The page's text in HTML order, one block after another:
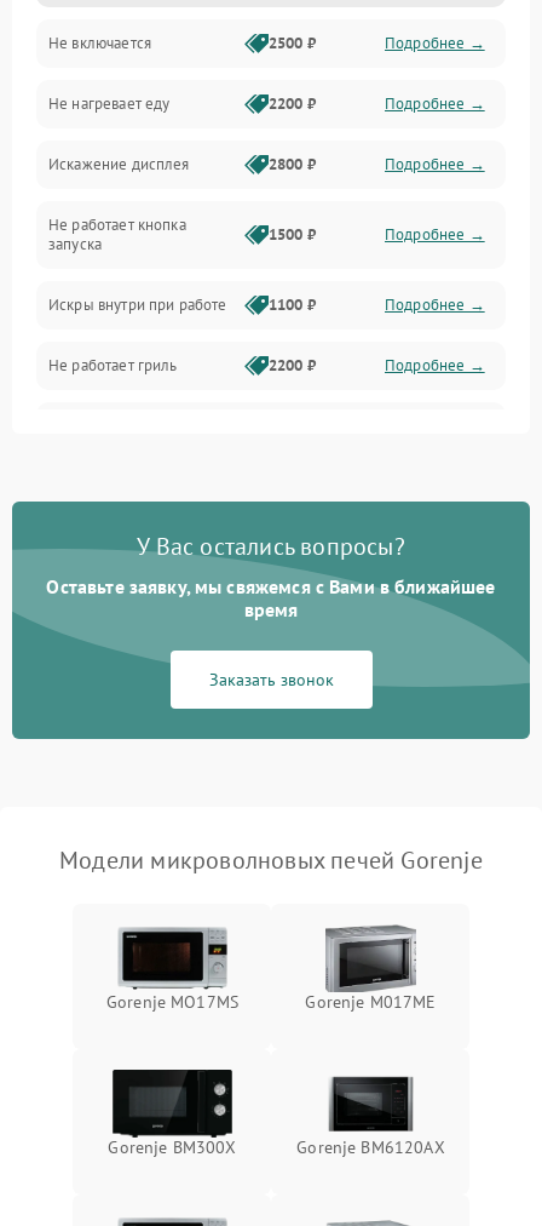
Механика и внутренние элементы
Механические повреждения
Питание и запуск
Нагрев и приготовление
Программное обеспечение
Не включается 2500 ₽ Подробнее →
Не нагревает еду 2200 ₽ Подробнее →
Искажение дисплея 2800 ₽ Подробнее →
Не работает кнопка
запуска
1500 ₽ Подробнее →
Искры внутри при работе 1100 ₽ Подробнее →
Не работает гриль 2200 ₽ Подробнее →
Появление запаха гари 2400 ₽ Подробнее →
Проблемы с вентилятором 2000 ₽
Поломка системы
охлаждения
Подробнее →
Не работают сенсорные
Сломался трансформатор Подробнее →
У Вас остались вопросы?
Оставьте заявку, мы свяжемся с Вами в ближайшее
время
Заказать звонок
Модели микроволновых печей Gorenje
Gorenje MO17MS Gorenje M017ME
Gorenje BM300X Gorenje BM6120AX